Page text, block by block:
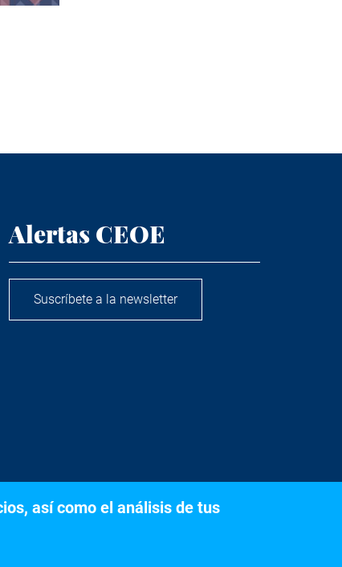
Alertas CEOE
Suscríbete a la newsletter
así como el análisis de tus